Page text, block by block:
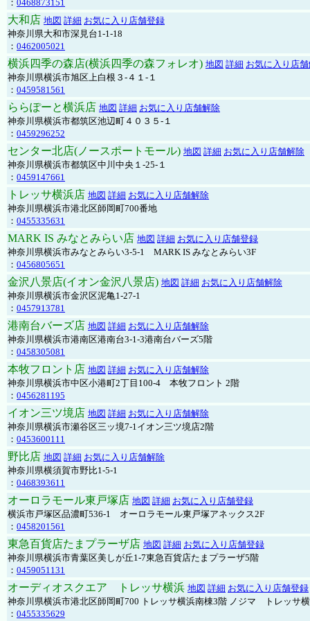
： 0468873151
大和店 地図 詳細 お気に入り店舗登録
神奈川県大和市深見台1-1-18
： 0462005021
横浜四季の森店(横浜四季の森フォレオ) 地図 詳細 お気に入り店
神奈川県横浜市旭区上白根３-４１-１
： 0459581561
ららぽーと横浜店 地図 詳細 お気に入り店舗解除
神奈川県横浜市都筑区池辺町４０３５-１
： 0459296252
センター北店(ノースポートモール) 地図 詳細 お気に入り店舗解除
神奈川県横浜市都筑区中川中央１-25-１
： 0459147661
トレッサ横浜店 地図 詳細 お気に入り店舗解除
神奈川県横浜市港北区師岡町700番地
： 0455335631
MARK IS みなとみらい店 地図 詳細 お気に入り店舗登録
神奈川県横浜市みなとみらい3-5-1 MARK IS みなとみらい3F
： 0456805651
金沢八景店(イオン金沢八景店) 地図 詳細 お気に入り店舗解除
神奈川県横浜市金沢区泥亀1-27-1
： 0457913781
港南台バーズ店 地図 詳細 お気に入り店舗解除
神奈川県横浜市港南区港南台3-1-3港南台バーズ5階
： 0458305081
本牧フロント店 地図 詳細 お気に入り店舗解除
神奈川県横浜市中区小港町2丁目100-4 本牧フロント 2階
： 0456281195
イオン三ツ境店 地図 詳細 お気に入り店舗解除
神奈川県横浜市瀬谷区三ッ境7-1イオン三ツ境店2階
： 0453600111
野比店 地図 詳細 お気に入り店舗解除
神奈川県横須賀市野比1-5-1
： 0468393611
オーロラモール東戸塚店 地図 詳細 お気に入り店舗登録
横浜市戸塚区品濃町536-1 オーロラモール東戸塚アネックス2F
： 0458201561
東急百貨店たまプラーザ店 地図 詳細 お気に入り店舗登録
神奈川県横浜市青葉区美しが丘1-7東急百貨店たまプラーザ5階
： 0459051131
オーディオスクエア トレッサ横浜 地図 詳細 お気に入り店舗登録
神奈川県横浜市港北区師岡町700 トレッサ横浜南棟3階 ノジマ トレッサ
： 0455335629